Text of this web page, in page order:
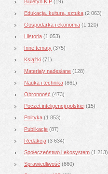
Biuletyn KIP (19)
Edukacja, kultura, sztuka (2 063)
Gospodarka i ekonomia (1 120)
Historia (1 053)
Inne tematy (375)
Książki (71)
Materiały nadesłane (128)
Nauka i technika (861)
Obronność (473)
Poczet inteligencji polskiej (15)
Polityka (1 853)
Publikacje (87)
Redakcja (3 634)
Społeczeństwo i ekosystem (1 213)
Sprawiedliwość (860)